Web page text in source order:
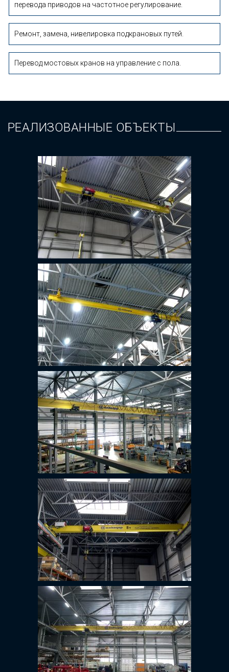
перевода приводов на частотное регулирование.
Ремонт, замена, нивелировка подкрановых путей.
Перевод мостовых кранов на управление с пола.
РЕАЛИЗОВАННЫЕ ОБЪЕКТЫ